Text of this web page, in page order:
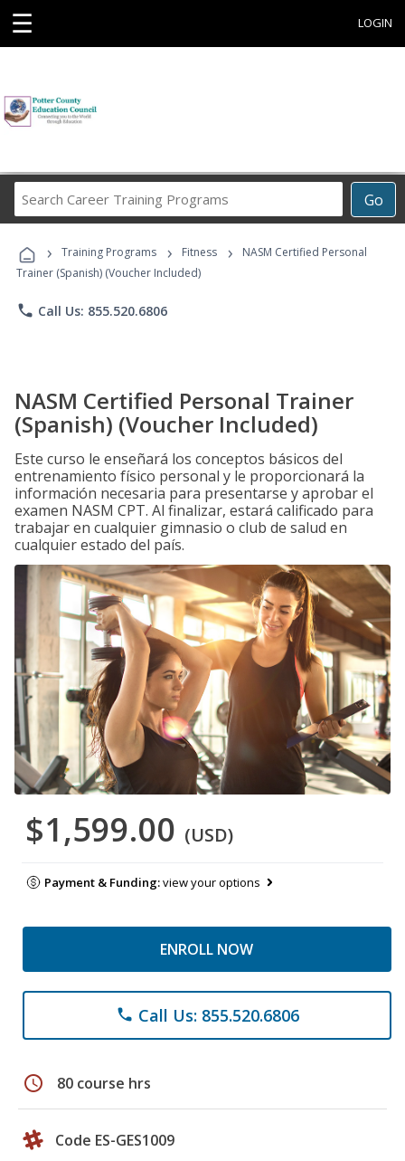
☰ LOGIN
Go
Career
Programs
› Training Programs › Fitness ›
NASM Certified Personal
Trainer (Spanish) (Voucher Included)
phone Call Us: 855.520.6806
NASM Certified Personal Trainer
(Spanish) (Voucher Included)
Este curso le enseñará los conceptos básicos del
entrenamiento físico personal y le proporcionará la
información necesaria para presentarse y aprobar el
examen NASM CPT. Al finalizar, estará calificado para
trabajar en cualquier gimnasio o club de salud en
cualquier estado del país.
$1,599.00 (USD)
Payment & Funding:view your options
ENROLL NOW
phone Call Us: 855.520.6806
schedule 80 course hrs
Code ES-GES1009